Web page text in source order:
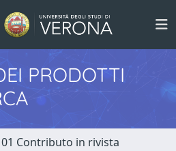
PRODOTTI
01 Contributo in rivista